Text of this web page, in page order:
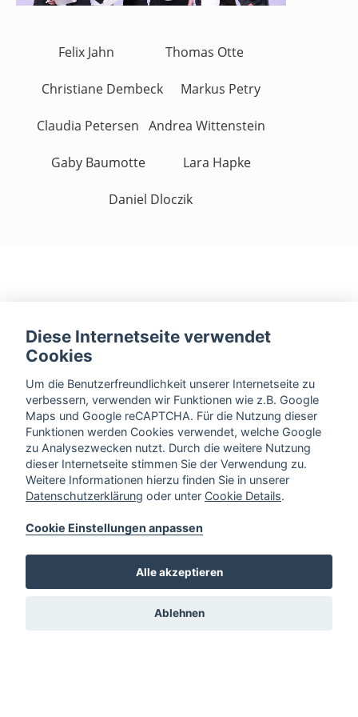
Felix Jahn Thomas Otte
Christiane Dembeck Markus Petry
Claudia Petersen Andrea Wittenstein
Gaby Baumotte Lara Hapke
Daniel Dloczik
Diese Internetseite verwendet
Cookies
Um die Benutzerfreundlichkeit unserer Internetseite zu
verbessern, verwenden wir Funktionen wie z.B. Google
Maps und Google reCAPTCHA. Für die Nutzung dieser
Funktionen werden Cookies verwendet, welche Google
zu Analysezwecken nutzt. Durch die weitere Nutzung
dieser Internetseite stimmen Sie der Verwendung zu.
Weitere Informationen hierzu finden Sie in unserer
Datenschutzerklärung oder unter Cookie Details.
Cookie Einstellungen anpassen
Alle akzeptieren
Ablehnen